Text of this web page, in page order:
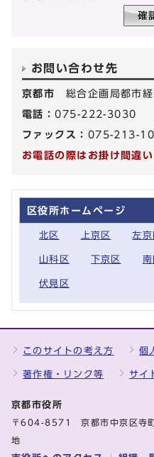
お問い合わせ先
京都市 総合企画局都市
電話：075-222-3030
ファックス： 075-213-
お電話の際はお掛け間違
区役所ホームページ
北区 上京区 左京
山科区 下京区 南
伏見区
このサイトの考え方 個
著作権・リンク等 サイ
京都市役所
〒604-8571 京都市中京区寺
地